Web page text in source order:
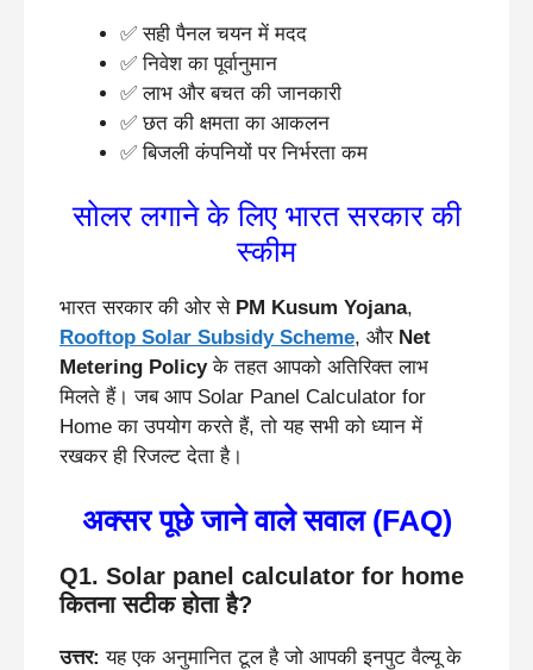
✅ सही पैनल चयन में मदद
✅ निवेश का पूर्वानुमान
✅ लाभ और बचत की जानकारी
✅ छत की क्षमता का आकलन
✅ बिजली कंपनियों पर निर्भरता कम
सोलर लगाने के लिए भारत सरकार की
स्कीम
भारत सरकार की ओर से PM Kusum Yojana,
Rooftop Solar Subsidy Scheme, और Net
Metering Policyके तहत आपको अतिरिक्त लाभ
मिलते हैं। जब आप Solar Panel Calculator for
Home का उपयोग करते हैं, तो यह सभी को ध्यान में
रखकर ही रिजल्ट देता है।
अक्सर पूछे जाने वाले सवाल (FAQ)
Q1. Solar panel calculator for home
कितना सटीक होता है?
उत्तर: यह एक अनुमानित टूल है जो आपकी इनपुट वैल्यू के